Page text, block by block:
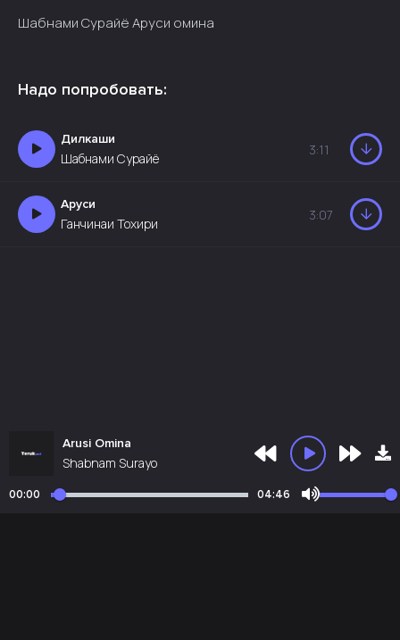
Шабнами Сурайё Аруси омина
Надо попробовать:
Дилкаши
Шабнами Сурайё
3:11
Аруси
Ганчинаи Тохири
3:07
Arusi Omina
Shabnam Surayo
00:00 04:46